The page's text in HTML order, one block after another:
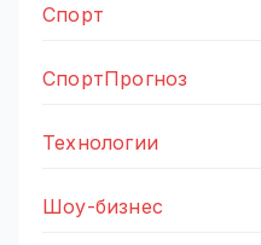
Спорт
СпортПрогноз
Технологии
Шоу-бизнес